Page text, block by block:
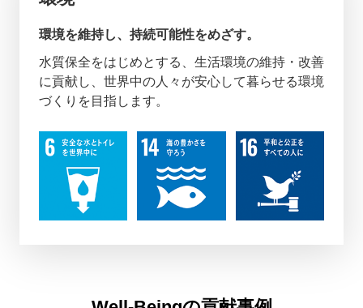
環境を維持し、持続可能性をめざす。
水質保全をはじめとする、生活環境の維持・改善
に貢献し、世界中の人々が安心して暮らせる環境
づくりを目指します。